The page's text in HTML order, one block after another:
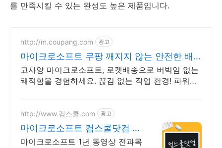
를 만족시킬 수 있는 완성도 높은 제품입니다.
http://m.coupang.com 광고
마이크로소프트 쿠팡 깨지지 않는 안전한 배
송
고사양 마이크로소프트, 로켓배송으로 버벅임 없는
쾌적함을 경험하세요. 끊김 없는 작업 환경! 파워풀
http://www.컴스쿨.com 광고
마이크로소프트 컴스쿨닷컴 당
일 신청&결제시 기프티콘!
마이크로소프트 1년 동영상 전과목